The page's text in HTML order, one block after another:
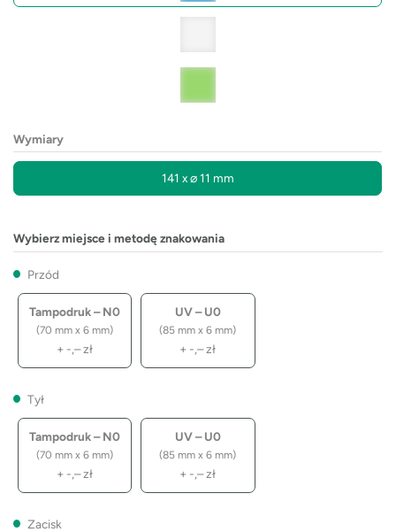
Wymiary
141 x ⌀ 11 mm
Wybierz miejsce i metodę znakowania
Przód
Tampodruk – N0
(70 mm x 6 mm)
+ -,–zł
UV – U0
(85 mm x 6 mm)
+ -,–zł
Tył
Tampodruk – N0
(70 mm x 6 mm)
+ -,–zł
UV – U0
(85 mm x 6 mm)
+ -,–zł
Zacisk